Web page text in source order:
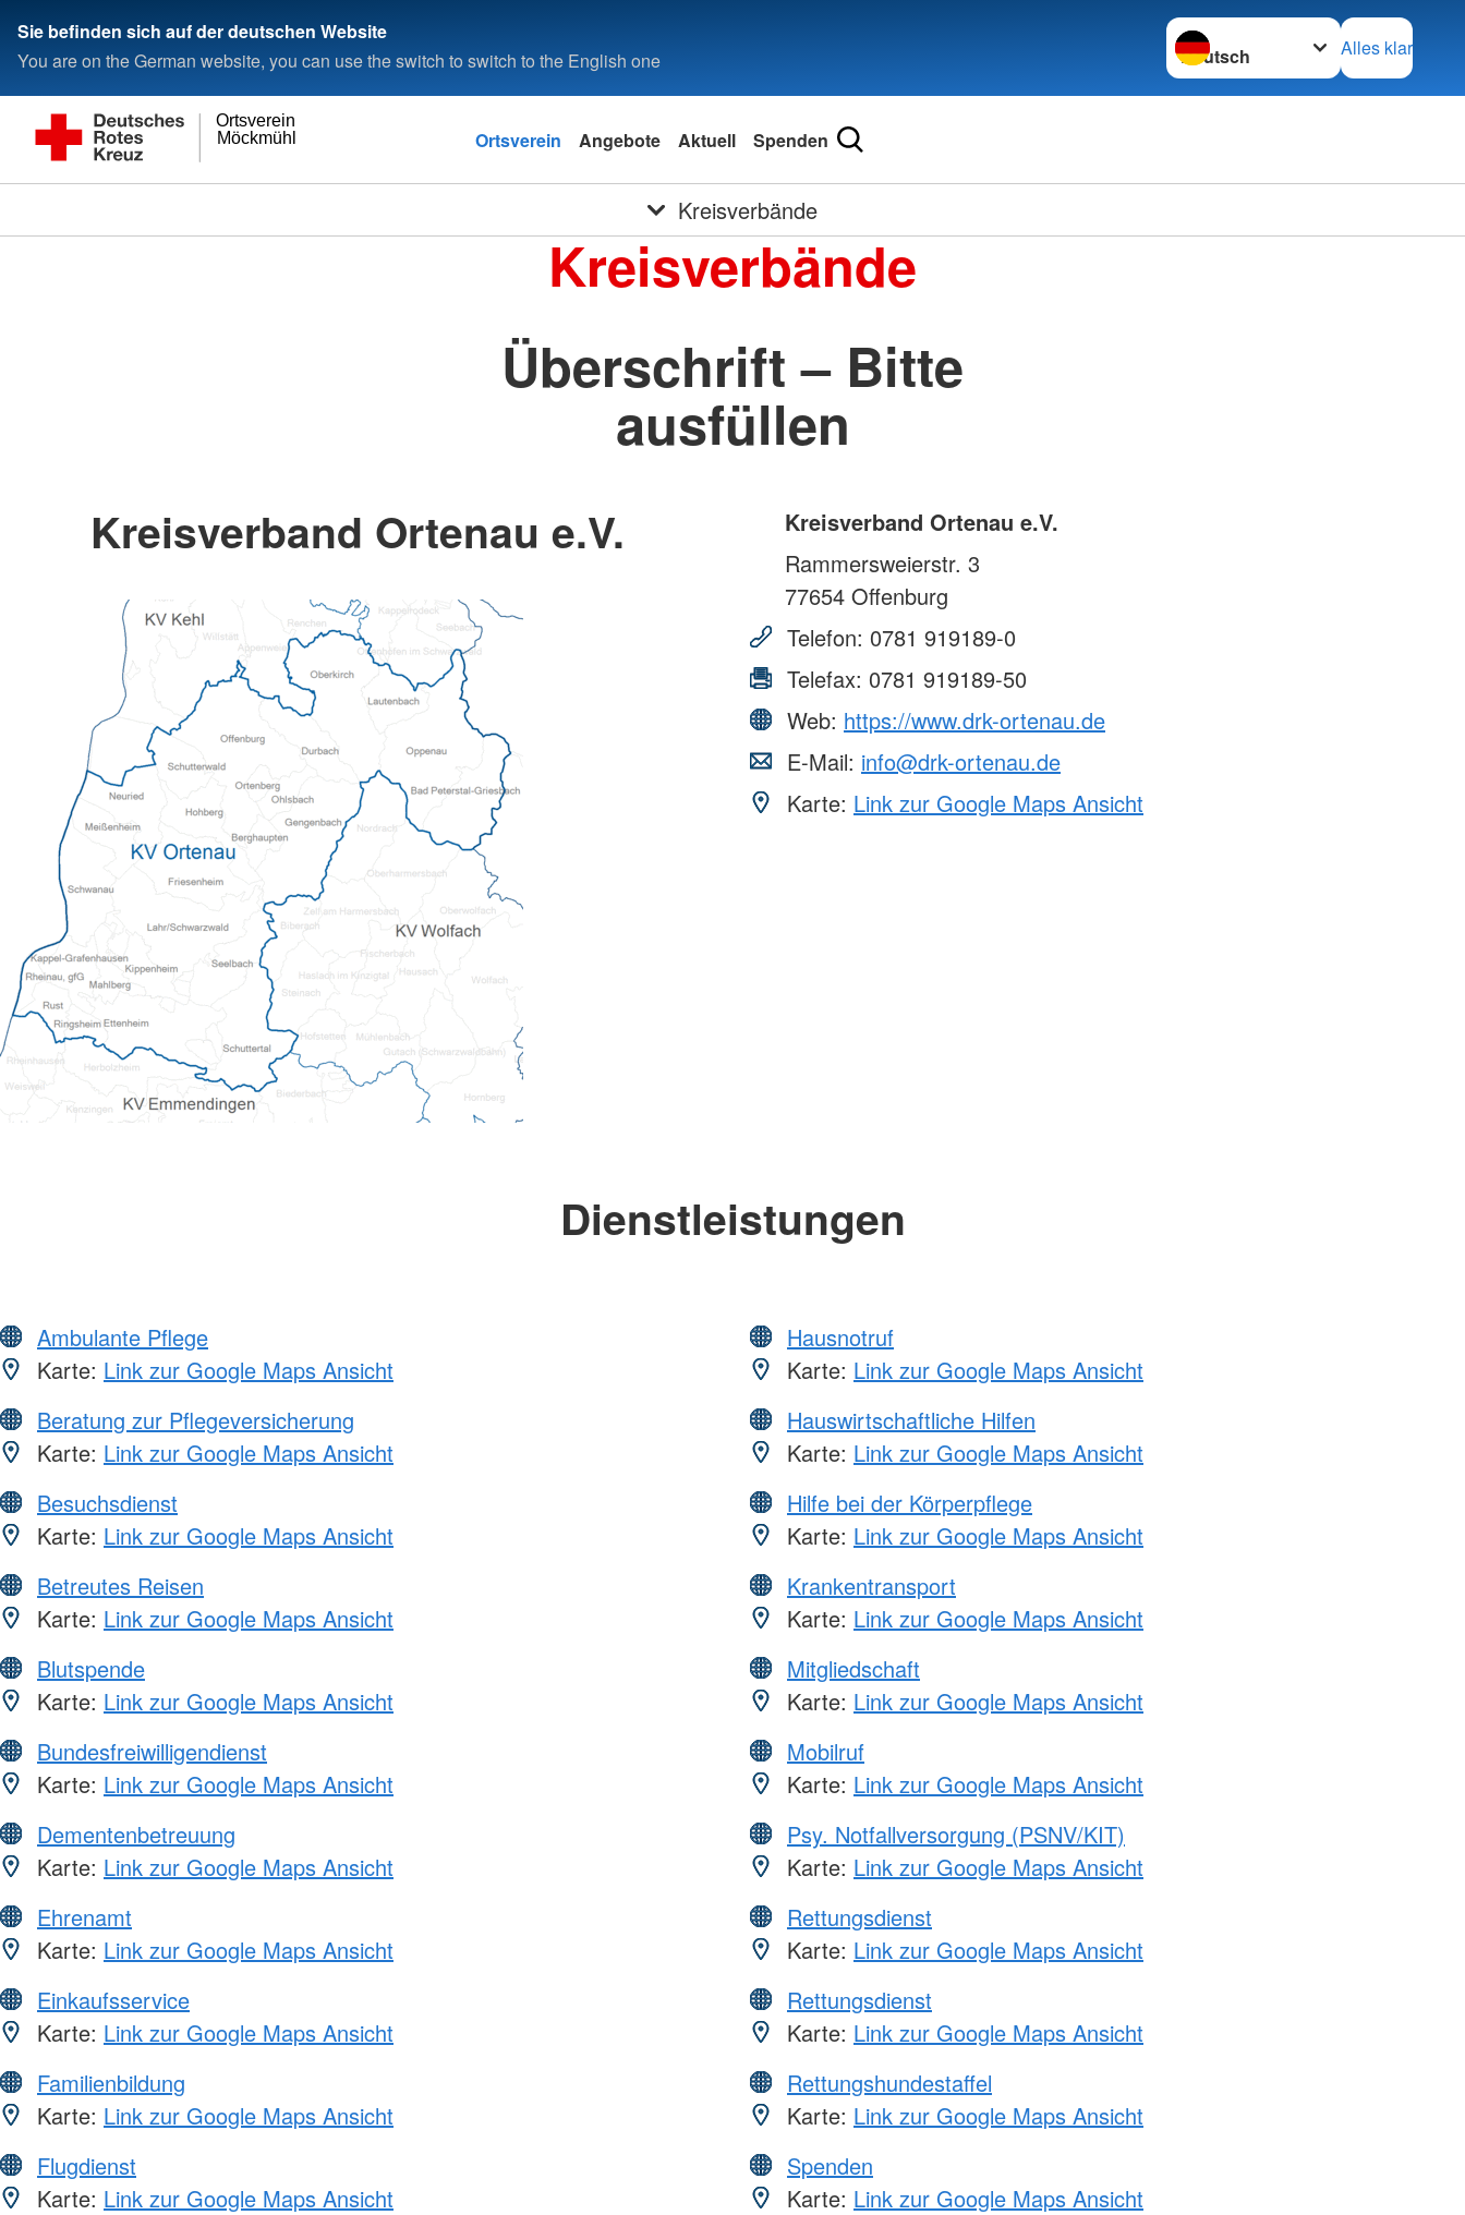
Sie befinden sich auf der deutschen Website
You are on the German website, you can use the switch to switch to the English one
Sprache wechseln zu
Alles klar
Möckmühl
Ortsverein
Ortsverein Angebote Aktuell Spenden
Kreisverbände
Kreisverbände
Überschrift – Bitte
ausfüllen
Kreisverband Ortenau e.V.
Kreisverband Ortenau e.V.
Rammersweierstr. 3
77654 Offenburg
Telefon: 0781 919189-0
Telefax: 0781 919189-50
Web: https://www.drk-ortenau.de
E-Mail: info@drk-ortenau.de
Karte: Link zur Google Maps Ansicht
Dienstleistungen
Ambulante Pflege
Karte: Link zur Google Maps Ansicht
Beratung zur Pflegeversicherung
Karte: Link zur Google Maps Ansicht
Besuchsdienst
Karte: Link zur Google Maps Ansicht
Betreutes Reisen
Karte: Link zur Google Maps Ansicht
Blutspende
Karte: Link zur Google Maps Ansicht
Bundesfreiwilligendienst
Karte: Link zur Google Maps Ansicht
Dementenbetreuung
Karte: Link zur Google Maps Ansicht
Ehrenamt
Karte: Link zur Google Maps Ansicht
Einkaufsservice
Karte: Link zur Google Maps Ansicht
Familienbildung
Karte: Link zur Google Maps Ansicht
Flugdienst
Karte: Link zur Google Maps Ansicht
Hausnotruf
Karte: Link zur Google Maps Ansicht
Hauswirtschaftliche Hilfen
Karte: Link zur Google Maps Ansicht
Hilfe bei der Körperpflege
Karte: Link zur Google Maps Ansicht
Krankentransport
Karte: Link zur Google Maps Ansicht
Mitgliedschaft
Karte: Link zur Google Maps Ansicht
Mobilruf
Karte: Link zur Google Maps Ansicht
Psy. Notfallversorgung (PSNV/KIT)
Karte: Link zur Google Maps Ansicht
Rettungsdienst
Karte: Link zur Google Maps Ansicht
Rettungsdienst
Karte: Link zur Google Maps Ansicht
Rettungshundestaffel
Karte: Link zur Google Maps Ansicht
Spenden
Karte: Link zur Google Maps Ansicht